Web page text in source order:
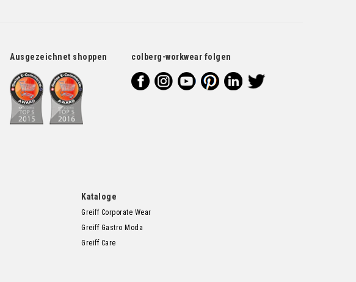
Ausgezeichnet shoppen colberg-workwear folgen
Kataloge
Greiff Corporate Wear
Greiff Gastro Moda
Greiff Care